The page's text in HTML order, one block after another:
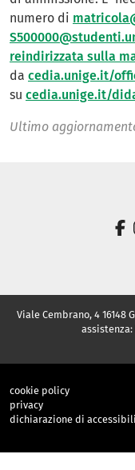
numero di
reindirizzata sulla
da cedia.unige.it/
su cedia.unige.it/
Ultimo
Viale Cembrano, 4 16148
cookie policy
privacy
dichiarazione di